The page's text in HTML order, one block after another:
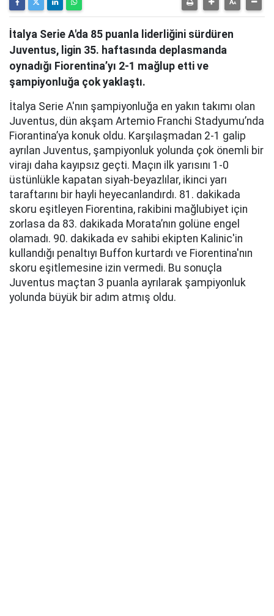
İtalya Serie A'da 85 puanla liderliğini sürdüren
Juventus, ligin 35. haftasında deplasmanda
oynadığı Fiorentina’yı 2-1 mağlup etti ve
şampiyonluğa çok yaklaştı.
İtalya Serie A'nın şampiyonluğa en yakın takımı olan
Juventus, dün akşam Artemio Franchi Stadyumu’nda
Fiorantina’ya konuk oldu. Karşılaşmadan 2-1 galip
ayrılan Juventus, şampiyonluk yolunda çok önemli bir
virajı daha kayıpsız geçti. Maçın ilk yarısını 1-0
üstünlükle kapatan siyah-beyazlılar, ikinci yarı
taraftarını bir hayli heyecanlandırdı. 81. dakikada
skoru eşitleyen Fiorentina, rakibini mağlubiyet için
zorlasa da 83. dakikada Morata’nın golüne engel
olamadı. 90. dakikada ev sahibi ekipten Kalinic'in
kullandığı penaltıyı Buffon kurtardı ve Fiorentina'nın
skoru eşitlemesine izin vermedi. Bu sonuçla
Juventus maçtan 3 puanla ayrılarak şampiyonluk
yolunda büyük bir adım atmış oldu.